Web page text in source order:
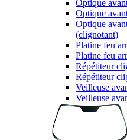
Optique
Optique
Optique
(clignotant)
Platine feu
Platine feu
Répétiteur
Répétiteur
Veilleuse
Veilleuse